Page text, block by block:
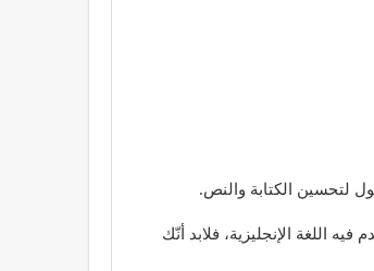
اللغة الإنجليزية، فلابد أنّك